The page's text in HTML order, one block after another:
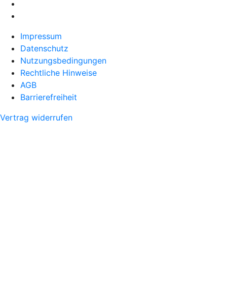
Impressum
Datenschutz
Nutzungsbedingungen
Rechtliche Hinweise
AGB
Barrierefreiheit
Vertrag widerrufen